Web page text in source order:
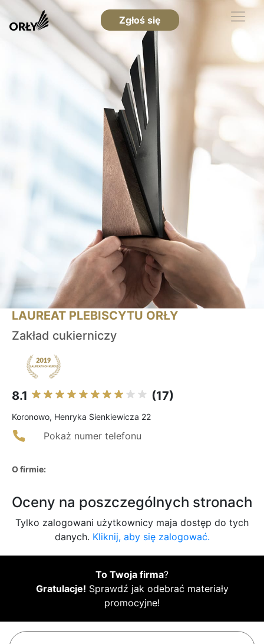
Zgłoś się
LAUREAT PLEBISCYTU ORŁY
Zakład cukierniczy
8.1 (17)
Koronowo, Henryka Sienkiewicza 22
Pokaż numer telefonu
O firmie:
Oceny na poszczególnych stronach
Tylko zalogowani użytkownicy maja dostęp do tych
danych. Kliknij, aby się zalogować.
To Twoja firma?
Gratulacje! Sprawdź jak odebrać materiały
promocyjne!